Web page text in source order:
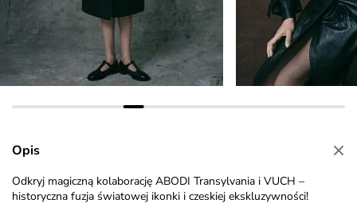
Opis
Odkryj magiczną kolaborację ABODI Transylvania i VUCH –
historyczna fuzja światowej ikonki i czeskiej ekskluzywności!